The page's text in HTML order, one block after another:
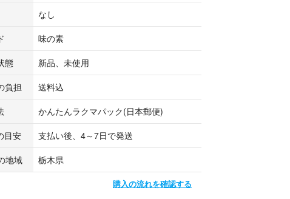
理の際いつお使いになっても効き目は同じです。
にお使いいただくと味のもの足りなさを補っておいし
。
ゆでに>
バーグ(10人分)の下味付け ⇒ 3～5g(小さじ1)
⇒ 5～9g(小さじ1～2)
汁500mLに3～5g(小さじ1)
しらえ ⇒ 適量
なし
味の素
態
新品、未使用
負担
送料込
かんたんラクマパック(日本郵便)
目安
支払い後、4～7日で発送
地域
栃木県
購入の流れを確認する